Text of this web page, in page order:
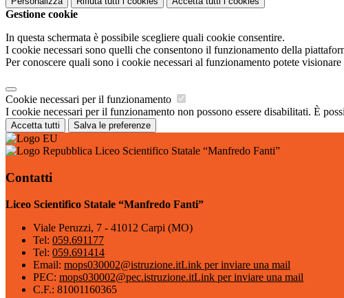
Gestione cookie
In questa schermata è possibile scegliere quali cookie consentire.
I cookie necessari sono quelli che consentono il funzionamento della
Per conoscere quali sono i cookie necessari al funzionamento potete visionare
Cookie necessari per il funzionamento
I cookie necessari per il funzionamento non possono essere disabilitati. È
Accetta tutti Salva le preferenze
Liceo Scientifico Statale “Manfredo Fanti”
Contatti
Liceo Scientifico Statale “Manfredo Fanti”
Viale Peruzzi, 7 - 41012 Carpi (MO)
Tel: 059.691177
Tel: 059.691414
Email: mops030002@istruzione.itLink per inviare una mail
PEC: mops030002@pec.istruzione.itLink per inviare una mail
C.F.: 81001160365